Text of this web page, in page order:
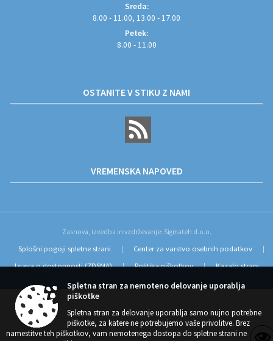
Sreda:
8.00 - 11.00, 13.00 - 17.00
Petek:
8.00 - 11.00
OSTANITE V STIKU Z NAMI
VREMENSKA NAPOVED
Zasnova, izvedba in vzdrževanje: Sigmateh d.o.o.
Splošni pogoji spletne strani | Center za varstvo osebnih podatkov |
Izjava o dostopnosti (ZDSMA) | Politika piškotkov | Kazalo strani
Spletna stran za nemoteno delovanje uporablja
piškotke
Spletna stran za delovanje uporablja samo nujno potrebne
piškotke, za katere ne potrebujemo vaše privolitve. Brez
namestitve teh piškotkov, vam nemotenega dostopa do spletne strani ne